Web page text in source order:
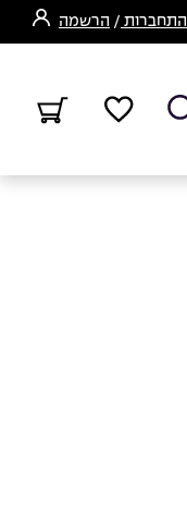
התחברות / הרשמה